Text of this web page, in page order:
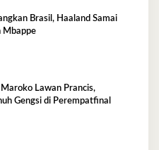
Brasil, Haaland Samai
Mbappe
Lawan Prancis,
Gengsi di Perempatfinal